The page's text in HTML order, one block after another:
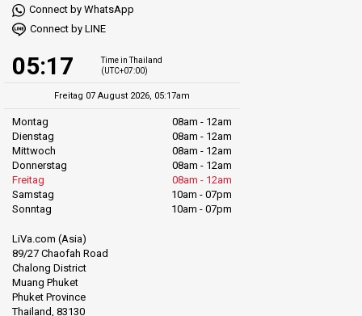
Connect by WhatsApp
Connect by LINE
05:17
Time in Thailand
(UTC+07:00)
Freitag 07 August 2026, 05:17am
Montag
08am - 12am
Dienstag
08am - 12am
Mittwoch
08am - 12am
Donnerstag
08am - 12am
Freitag
08am - 12am
Samstag
10am - 07pm
Sonntag
10am - 07pm
LiVa.com (Asia)
89/27 Chaofah Road
Chalong District
Muang Phuket
Phuket Province
Thailand, 83130